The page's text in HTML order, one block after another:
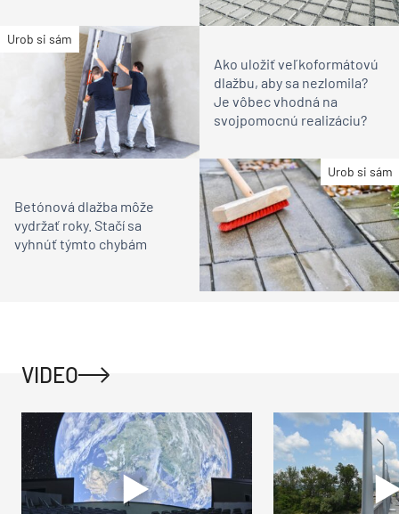
Urob si sám
Ako uložiť veľkoformátovú
dlažbu, aby sa nezlomila?
Je vôbec vhodná na
svojpomocnú realizáciu?
Urob si sám
Betónová dlažba môže
vydržať roky. Stačí sa
vyhnúť týmto chybám
VIDEO